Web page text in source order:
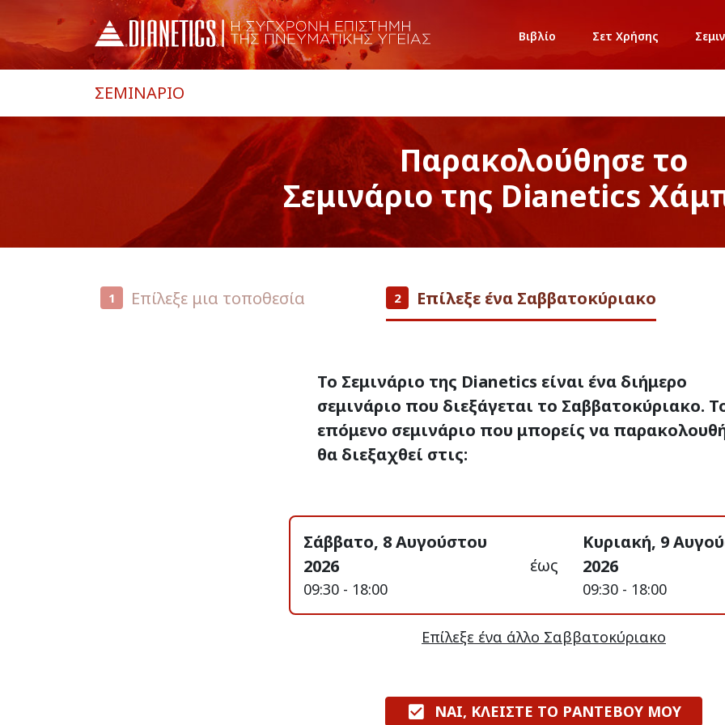
Βιβλίο Σετ Χρήσης
ΣΕΜΙΝΑΡΙΟ
Παρακολούθησε το
Σεμινάριο της Dianetics
1 Επίλεξε μια τοποθεσία 2 Επίλεξε ένα Σαββατοκύριακο
Το Σεμινάριο της Dianetics είναι ένα διήμερο
σεμινάριο που διεξάγεται το Σαββατοκύριακο.
επόμενο σεμινάριο που μπορείς να
θα διεξαχθεί στις:
Σάββατο, 8 Αυγούστου
2026
09:30 - 18:00
έως
Κυριακή, 9
2026
09:30 - 18:00
Επίλεξε ένα άλλο Σαββατοκύριακο
ΝΑΙ, ΚΛΕΙΣΤΕ ΤΟ ΡΑΝΤΕΒΟΥ ΜΟΥ